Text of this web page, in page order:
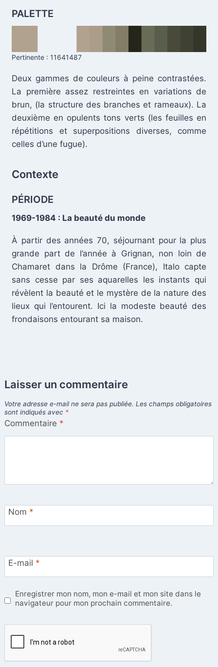
PALETTE
Pertinente : 11641487
Deux gammes de couleurs à peine contrastées.
La première assez restreintes en variations de
brun, (la structure des branches et rameaux). La
deuxième en opulents tons verts (les feuilles en
répétitions et superpositions diverses, comme
celles d’une fugue).
Contexte
.
PÉRIODE
1969-1984 : La beauté du monde
À partir des années 70, séjournant pour la plus
grande part de l’année à Grignan, non loin de
Chamaret dans la Drôme (France), Italo capte
sans cesse par ses aquarelles les instants qui
révèlent la beauté et le mystère de la nature des
lieux qui l’entourent. Ici la modeste beauté des
frondaisons entourant sa maison.
Laisser un commentaire
Votre adresse e-mail ne sera pas publiée. Les champs obligatoires
sont indiqués avec *
Commentaire *
Nom *
E-mail *
Enregistrer mon nom, mon e-mail et mon site dans le
navigateur pour mon prochain commentaire.